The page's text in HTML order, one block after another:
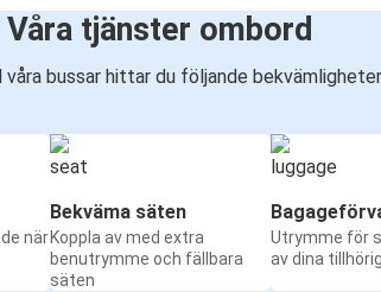
Våra tjänster ombord
våra bussar hittar du följande
när
Bekväma säten
Koppla av med extra
benutrymme och fällbara
säten
Utrymme för
av dina